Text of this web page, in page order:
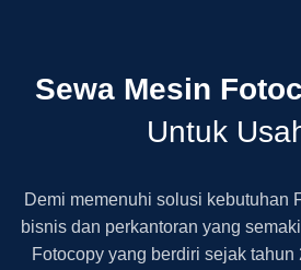
Sewa Mesin
Untuk
Demi memenuhi solusi kebutuhan
bisnis dan perkantoran yang
Fotocopy yang berdiri sejak tahun